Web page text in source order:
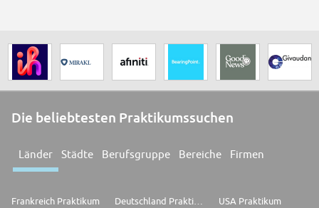
Die beliebtesten Praktikumssuchen
Länder Städte Berufsgruppe Bereiche Firmen
Frankreich Praktikum USA Praktikum